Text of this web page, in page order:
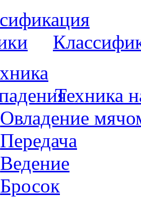
Техника
Овладение
Передача
Ведение
Бросок